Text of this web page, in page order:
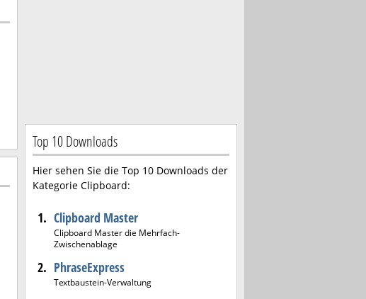
Top 10 Downloads
Hier sehen Sie die Top 10 Downloads der
Kategorie Clipboard:
1. Clipboard Master
Clipboard Master die Mehrfach-
Zwischenablage
2. PhraseExpress
Textbaustein-Verwaltung